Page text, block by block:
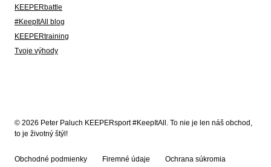
KEEPERbattle
#KeepItAll blog
KEEPERtraining
Tvoje výhody
© 2026 Peter Paluch KEEPERsport #KeepItAll. To nie je len náš obchod,
to je životný štýl!
Obchodné podmienky Firemné údaje Ochrana súkromia